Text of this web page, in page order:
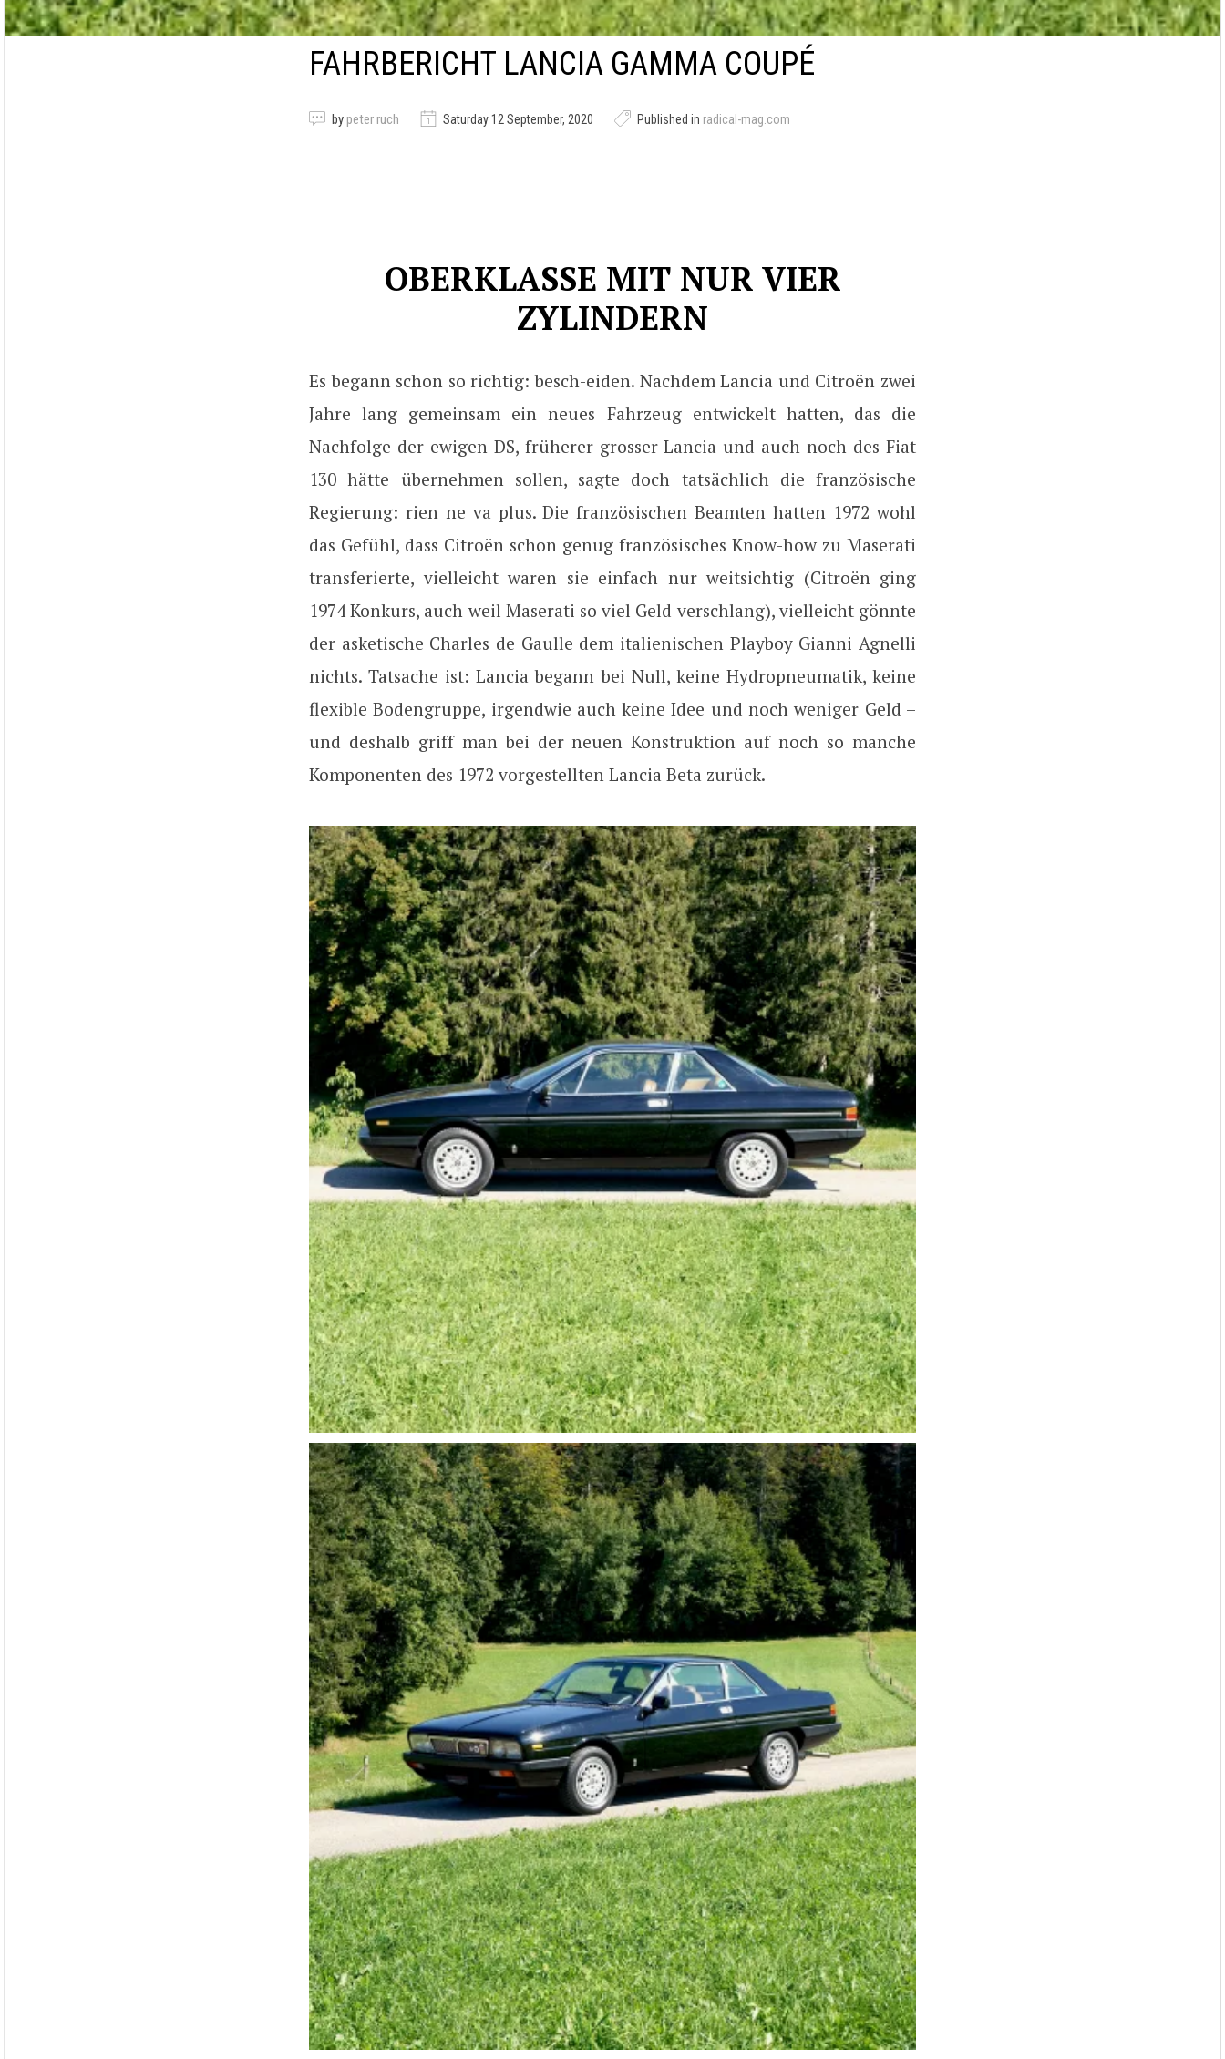
FAHRBERICHT LANCIA GAMMA COUPÉ
by peter ruch Saturday 12 September, 2020 Published in radical-mag.com
OBERKLASSE MIT NUR VIER
ZYLINDERN
Es begann schon so richtig: besch-eiden. Nachdem Lancia und Citroën zwei
Jahre lang gemeinsam ein neues Fahrzeug entwickelt hatten, das die
Nachfolge der ewigen DS, früherer grosser Lancia und auch noch des Fiat
130 hätte übernehmen sollen, sagte doch tatsächlich die französische
Regierung: rien ne va plus. Die französischen Beamten hatten 1972 wohl
das Gefühl, dass Citroën schon genug französisches Know-how zu Maserati
transferierte, vielleicht waren sie einfach nur weitsichtig (Citroën ging
1974 Konkurs, auch weil Maserati so viel Geld verschlang), vielleicht gönnte
der asketische Charles de Gaulle dem italienischen Playboy Gianni Agnelli
nichts. Tatsache ist: Lancia begann bei Null, keine Hydropneumatik, keine
flexible Bodengruppe, irgendwie auch keine Idee und noch weniger Geld –
und deshalb griff man bei der neuen Konstruktion auf noch so manche
Komponenten des 1972 vorgestellten Lancia Beta zurück.